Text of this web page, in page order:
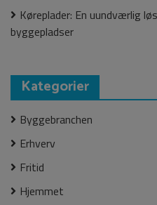
Køreplader: En uundværlig
byggepladser
Kategorier
Byggebranchen
Erhverv
Fritid
Hjemmet